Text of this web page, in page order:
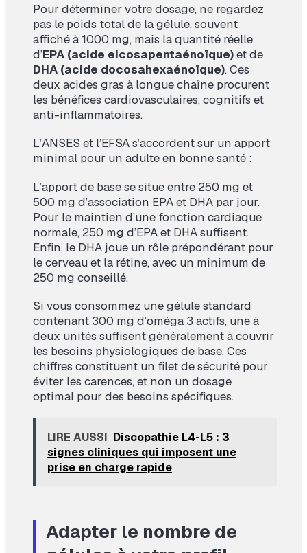
Pour déterminer votre dosage, ne regardez
pas le poids total de la gélule, souvent
affiché à 1000 mg, mais la quantité réelle
d’EPA (acide eicosapentaénoïque)et de
DHA (acide docosahexaénoïque). Ces
deux acides gras à longue chaîne procurent
les bénéfices cardiovasculaires, cognitifs et
anti-inflammatoires.
L’ANSES et l’EFSA s’accordent sur un apport
minimal pour un adulte en bonne santé :
L’apport de base se situe entre 250 mg et
500 mg d’association EPA et DHA par jour.
Pour le maintien d’une fonction cardiaque
normale, 250 mg d’EPA et DHA suffisent.
Enfin, le DHA joue un rôle prépondérant pour
le cerveau et la rétine, avec un minimum de
250 mg conseillé.
Si vous consommez une gélule standard
contenant 300 mg d’oméga 3 actifs, une à
deux unités suffisent généralement à couvrir
les besoins physiologiques de base. Ces
chiffres constituent un filet de sécurité pour
éviter les carences, et non un dosage
optimal pour des besoins spécifiques.
LIRE AUSSI Discopathie L4-L5 : 3
signes cliniques qui imposent une
prise en charge rapide
Adapter le nombre de